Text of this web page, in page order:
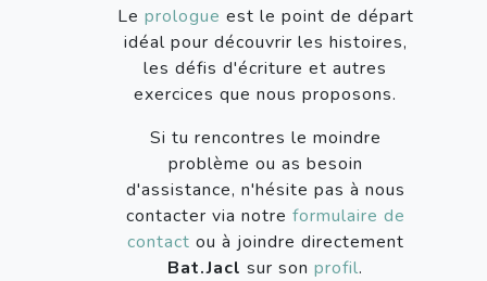
Le prologue est le point de départ
idéal pour découvrir les histoires,
les défis d'écriture et autres
exercices que nous proposons.
Si tu rencontres le moindre
problème ou as besoin
d'assistance, n'hésite pas à nous
contacter via notre formulaire de
contact ou à joindre directement
Bat.Jacl sur son profil.